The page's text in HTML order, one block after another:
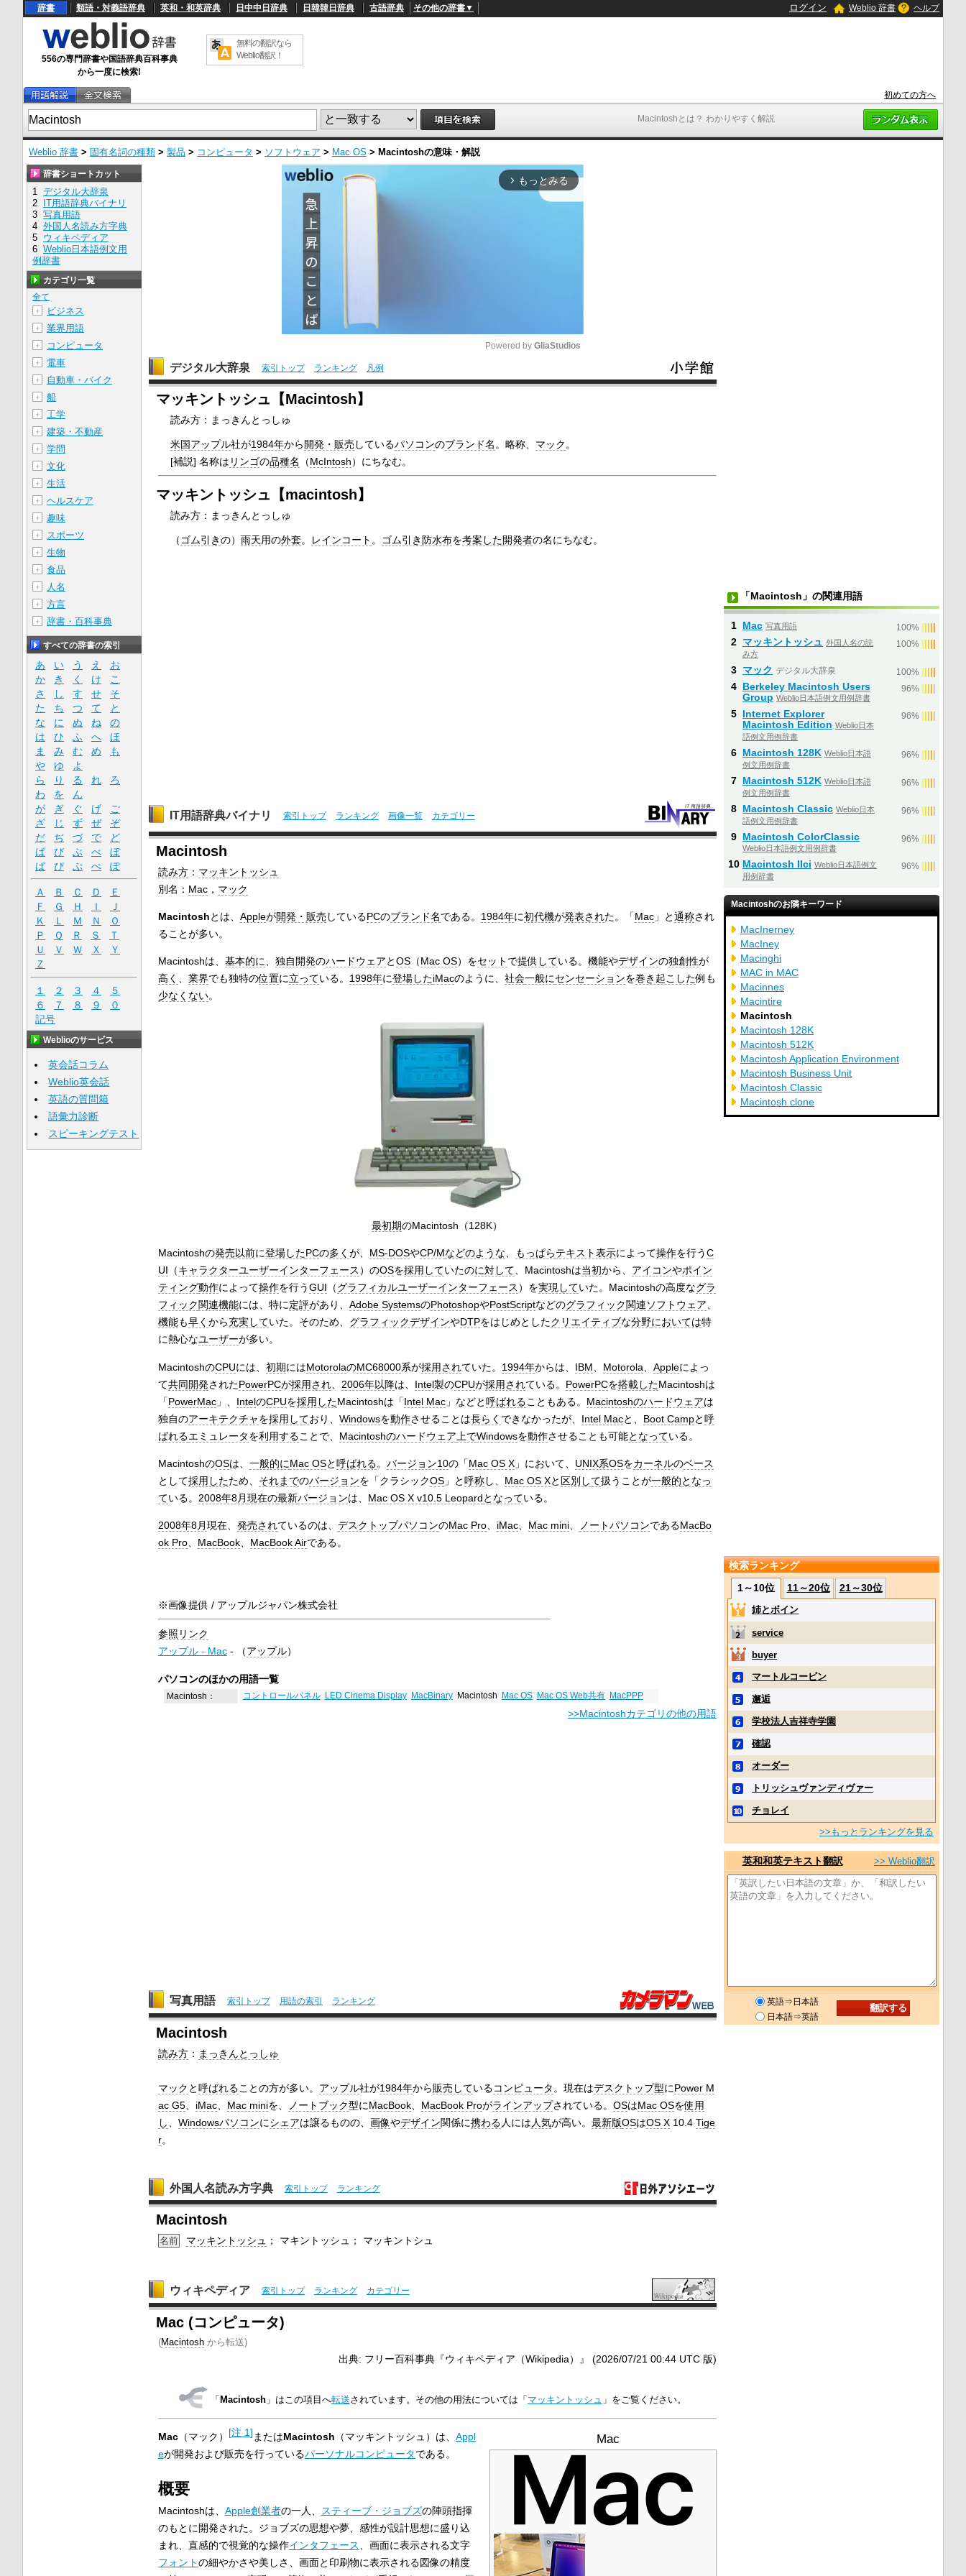
Macintoshとは？ わかりやすく解説
辞書 類語・対義語辞典 英和・和英辞典 日中中日辞典 日韓韓日辞典 古語辞典 その他の辞書▼ ログイン Weblio 辞書 ヘルプ
556の専門辞書や国語辞典百科事典
から一度に検索!
無料の翻訳なら
Weblio翻訳！
初めての方へ
Weblio 辞書 > 固有名詞の種類 > 製品 > コンピュータ > ソフトウェア > Mac OS > Macintoshの意味・解説
arrow_forward_ios もっとみる
M
e
Powered by GliaStudios
デジタル大辞泉 索引トップ ランキング 凡例
マッキントッシュ【Macintosh】
読み方：まっきんとっしゅ
米国アップル社が1984年から開発・販売 しているパソコンのブランド名。略称、 マック。
[補説] 名称は リンゴの品種名 （McIntosh）にちなむ。
マッキントッシュ【macintosh】
読み方：まっきんとっしゅ
（ ゴム引きの）雨天用の外套。 レインコート 。 ゴム引き 防水布を考案した開発者の名にちなむ。
IT用語辞典バイナリ 索引トップ ランキング 画像一覧 カテゴリー
Macintosh
読み方： マッキントッシュ
別名： Mac， マック
Macintoshとは、 Appleが開発・販売 しているPCのブランド名である。 1984年に初代機が発表された。「Mac」と通称され
ることが多い。
Macintoshは、 基本的に、 独自開発のハードウェアとOS（Mac OS）をセット で提供している。 機能やデザインの独創性が
高く 、 業界でも独特の位置に立っている。 1998年に登場したiMacのように、 社会一般にセンセーションを巻き起こした例も
少なくない。
最初期のMacintosh（128K）
Macintoshの発売以前に登場したPCの多く が、 MS-DOSやCP/Mなどのような もっぱらテキスト表示によって操作を行うC
UI （キャラクターユーザーインターフェース ）のOSを採用していたのに対して 、Macintoshは当初から、 アイコンやポイン
ティング動作によって操作を行うGUI （グラフィカルユーザーインターフェース ）を実現していた。Macintoshの高度なグラ
フィック関連機能には、特に定評があり、 Adobe SystemsのPhotoshopやPostScriptなどのグラフィック関連ソフトウェア
機能も早く から充実していた。そのため、 グラフィックデザインやDTPをはじめとしたクリエイティブな分野においては特
に熱心なユーザーが多い。
MacintoshのCPUには、 初期にはMotorolaのMC68000系が採用されていた。 1994年からは、 IBM Motorola Appleによっ
て共同開発されたPowerPCが採用され、 2006年以降は、 Intel製のCPUが採用されている。 PowerPCを搭載したMacintoshは
「PowerMac」、 IntelのCPUを採用したMacintoshは「Intel Mac」などと呼ばれることもある。 Macintoshのハードウェアは
独自のアーキテクチャを採用しており、 Windowsを動作させることは長らく できなかったが、 Intel Macと、 Boot Campと呼
ばれるエミュレータを利用することで、 Macintoshのハードウェア 上でWindowsを動作させることも可能となっている。
MacintoshのOSは、 一般的にMac OSと呼ばれる。 バージョン10の「Mac OS X」において、 UNIX系OSをカーネルのベース
として採用したため、 それまでのバージョンを「クラシックOS」と呼称し、 Mac OS Xと 区別して扱うことが一般的となっ
ている。 2008年8月現在の最新バージョンは、 Mac OS X v10.5 Leopardとなっている。
2008年8月現在、 発売されているのは、 デスクトップパソコンのMac Pro、 iMac、 Mac mini、 ノートパソコンであるMacBo
ok Pro、 MacBook、 MacBook Airである。
※画像提供 / アップルジャパン株式会社
参照リンク
アップル - Mac- （アップル）
パソコンのほかの用語一覧
Macintosh： コントロールパネル LED Cinema Display MacBinaryMacintosh Mac OS Mac OS Web共有 MacPPP
>>Macintoshカテゴリの他の用語
写真用語 索引トップ 用語の索引 ランキング
Macintosh
読み方： まっきんとっしゅ
マック と呼ばれることの方が多い。 アップル社が1984年から販売しているコンピュータ 。現在はデスクトップ型にPower M
ac G5、 iMac、 Mac miniを、 ノートブック型にMacBook、 MacBook Proがラインアップされている。 OSはMac OSを使用
し
Windowsパソコンにシェアは譲るものの、 画像やデザイン関係に携わる 人には 人気が高い。 最新版OSはOS X10.4 Tige
r。
外国人名読み方字典 索引トップ ランキング
Macintosh
名前 マッキントッシュ ； マキントッシュ； マッキントシュ
ウィキペディア 索引トップ ランキング カテゴリー
Mac (コンピュータ)
(Macintoshから転送)
出典: フリー百科事典『ウィキペディア（Wikipedia）』 (2026/07/21 00:44 UTC 版)
「 Macintosh」はこの項目へ転送されています。その他の用法については「 マッキントッシュ 」をご覧ください。
Mac
Mac（マック） [注 1] またはMacintosh （マッキントッシュ）は、 Appl
eが開発および販売を行っているパーソナルコンピュータである。
概要
Macintoshは、 Apple創業者の一人、 スティーブ・ジョブズの陣頭指揮
のもとに開発された。ジョブズの思想や夢、感性が設計思想に盛り込
まれ、直感的で視覚的な操作インタフェース
、画面に表示される文字
フォントの細やかさや美しさ、画面と印刷物に表示される図像の精度
辞書ショートカット
1 デジタル大辞泉
2
IT用語辞典バイナリ
3 写真用語
4 外国人名読み方字典
5 ウィキペディア
6 Weblio日本語例文用
例辞書
カテゴリ一覧
全て
＋
ビジネス
＋ 業界用語
＋ コンピュータ
＋ 電車
＋ 自動車・バイク
＋ 船
＋ 工学
＋ 建築・不動産
＋ 学問
＋ 文化
＋ 生活
＋ ヘルスケア
＋ 趣味
＋ スポーツ
＋ 生物
＋ 食品
＋ 人名
＋ 方言
＋ 辞書・百科事典
すべての辞書の索引
あ い う え
お
か
き く け
こ
さ
し す せ
そ
た
ち つ て
と
な
に ぬ ね
の
は
ひ ふ へ
ほ
ま
み む め
も
や
ゆ
よ
ら
り る れ
ろ
わ
を
ん
が
ぎ ぐ げ
ご
ざ
じ ず ぜ
ぞ
だ
ぢ づ で
ど
ば
び ぶ べ
ぼ
ぱ
ぴ ぷ ぺ ぽ
Ａ Ｂ Ｃ Ｄ
Ｅ
Ｆ
Ｇ Ｈ Ｉ
Ｊ
Ｋ
Ｌ Ｍ Ｎ
Ｏ
Ｐ
Ｑ Ｒ Ｓ
Ｔ
Ｕ
Ｖ Ｗ Ｘ
Ｙ
Ｚ
１ ２ ３ ４
５
６
７ ８ ９
０
記号
Weblioのサービス
英会話コラム
Weblio英会話
英語の質問箱
語彙力診断
スピーキングテスト
「Macintosh」の関連用語
1 Mac 写真用語 100%
2 マッキントッシュ 外国人名の読
み方
100%
3 マック デジタル大辞泉 100%
4 Berkeley Macintosh Users
Group Weblio日本語例文用例辞書
96%
5 Internet Explorer
Macintosh Edition Weblio日本
語例文用例辞書
96%
6 Macintosh 128K Weblio日本語
例文用例辞書
96%
7 Macintosh 512K Weblio日本語
例文用例辞書
96%
8 Macintosh Classic Weblio日本
語例文用例辞書
96%
9 Macintosh ColorClassic
Weblio日本語例文用例辞書
96%
10 Macintosh IIci Weblio日本語例文
用例辞書
96%
Macintoshのお隣キーワード
MacInerney
MacIney
Macinghi
MAC in MAC
Macinnes
Macintire
Macintosh
Macintosh 128K
Macintosh 512K
Macintosh Application Environment
Macintosh Business Unit
Macintosh Classic
Macintosh clone
検索ランキング
1～10位
11～20位 21～30位
姉とボイン
service
buyer
マートルコービン
邂逅
学校法人吉祥寺学園
確認
オーダー
トリッシュヴァンディヴァー
チョレイ
>>もっとランキングを見る
英和和英テキスト翻訳 >> Weblio翻訳
英語⇒日本語
日本語⇒英語